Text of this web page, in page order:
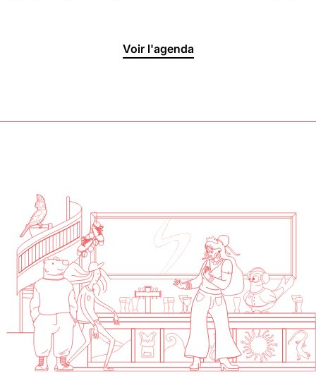
Lun, Mar, Mer : Fermé
Le Toit
Lun, Mar, Mer, Jeu, Ven : 17h -
00h00
Sam, Dim : 15h00 - 00h00
Voir la carte
01 46 36 07 07
En savoir plus
Voir l'agenda